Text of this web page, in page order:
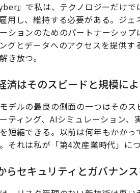
』で私は、テクノロジーだけ
用し、維持する必要がある。ジ
ションのためのパートナーシッ
グとデータへのアクセスを提供
き放つ。
済はそのスピードと規模によ
デルの最良の側面の一つはその
ティング、AIシミュレーション
短縮できる。以前は何年もかか
それは私が「第4次産業時代」に
らセキュリティとガバナン